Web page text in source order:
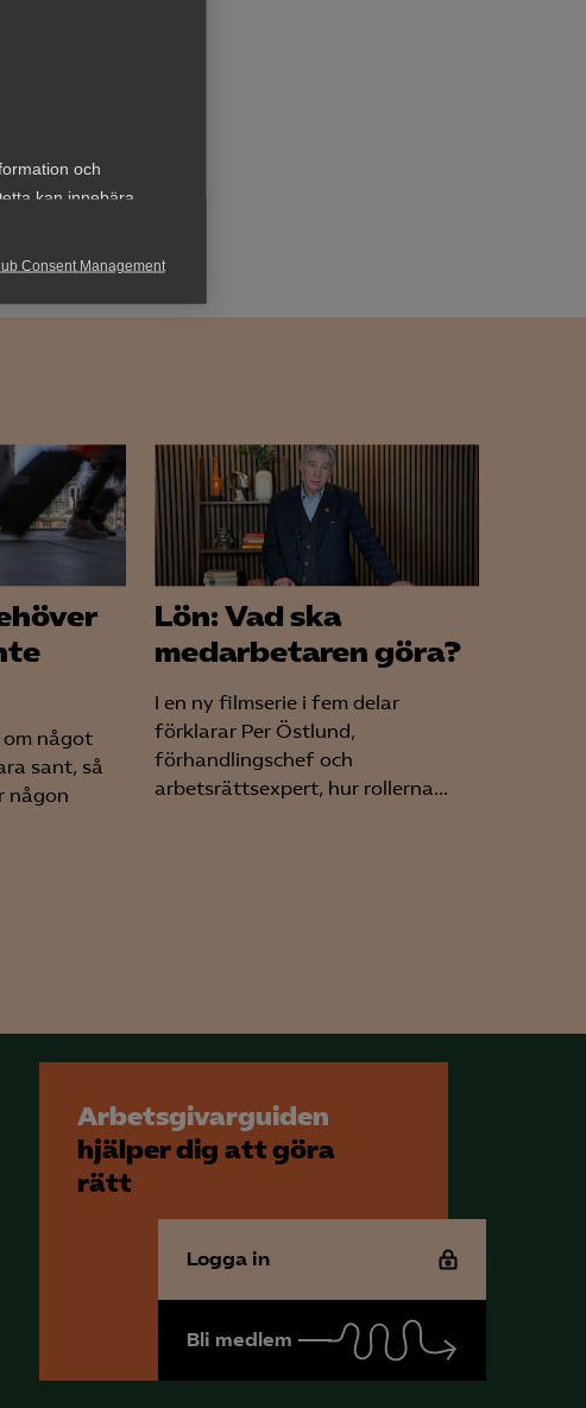
och
kan innebära
för att kunna
Consent Management
Detta
om något
sant, så
någon
Lön: Vad ska
medarbetaren göra?
I en ny filmserie i fem delar
förklarar Per Östlund,
förhandlingschef och
arbetsrättsexpert, hur rollerna...
Arbetsgivarguiden
hjälper dig att göra
rätt
Logga in
Bli medlem